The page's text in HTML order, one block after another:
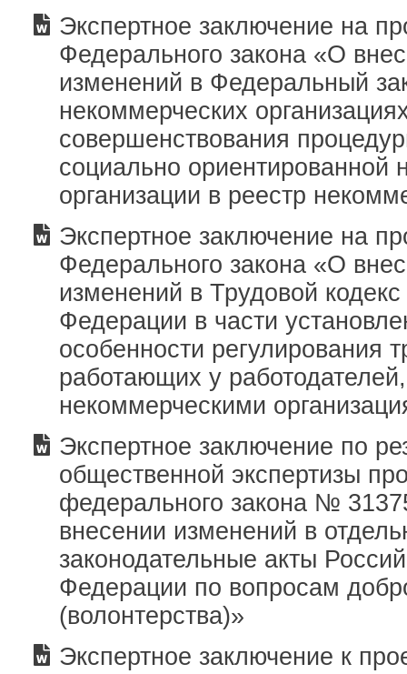
Экспертное заключение на
Федерального закона «О
изменений в Федеральный
некоммерческих
совершенствования
социально ориентированной
организации в реестр
Экспертное заключение на
Федерального закона «О
изменений в Трудовой
Федерации в части
особенности регулирования
работающих у
некоммерческими
Экспертное заключение по
общественной экспертизы
федерального закона №
внесении изменений в
законодательные акты
Федерации по вопросам
(волонтерства)»
Экспертное заключение к